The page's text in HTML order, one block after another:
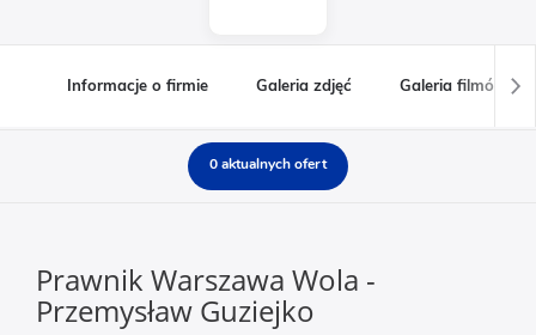
Informacje o firmie Galeria zdjęć Galeria filmów
0 aktualnych ofert
Prawnik Warszawa Wola -
Przemysław Guziejko